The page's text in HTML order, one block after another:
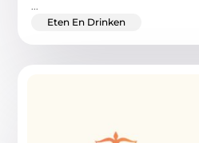
Eten En Drinken